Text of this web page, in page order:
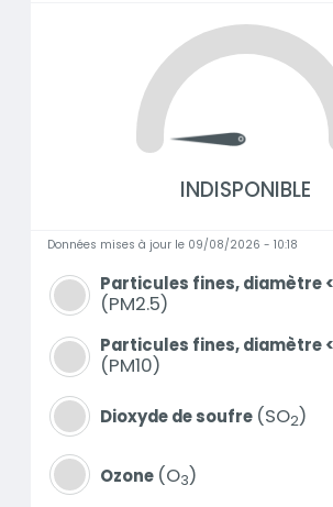
INDISPONIBLE
Données mises à jour le 09/08/2026 - 10:18
Particules fines, diamètre
PM2.5
Particules fines, diamètre <
PM10
Dioxyde de soufre SO2
Ozone O3